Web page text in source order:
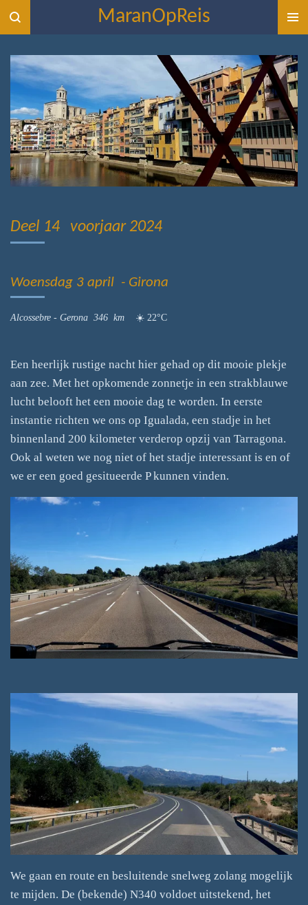
Ga
direct
naar
de
hoofdinhoud
MaranOpReis
Deel 14 voorjaar 2024
Woensdag 3 april - Girona
Alcossebre - Gerona 346 km ☀️ 22°C
Een heerlijk rustige nacht hier gehad op dit mooie plekje
aan zee. Met het opkomende zonnetje in een strakblauwe
lucht belooft het een mooie dag te worden. In eerste
instantie richten we ons op Igualada, een stadje in het
binnenland 200 kilometer verderop opzij van Tarragona.
Ook al weten we nog niet of het stadje interessant is en of
we er een goed gesitueerde P kunnen vinden.
We gaan en route en besluitende snelweg zolang mogelijk
te mijden. De (bekende) N340 voldoet uitstekend, het